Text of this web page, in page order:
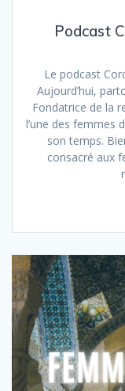
Podcast
Le podcast
Aujourd’hui,
Fondatrice de la
l’une des femmes
son temps.
consacré aux